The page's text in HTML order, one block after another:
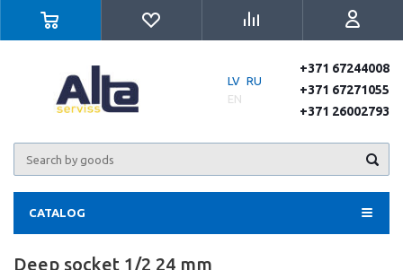
LV RU
EN
+371 67244008
+371 67271055
+371 26002793
CATALOG
Deep socket 1/2 24 mm